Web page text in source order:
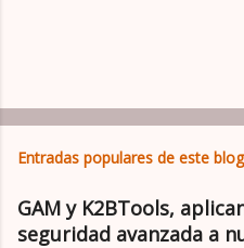
Entradas populares de este blog
GAM y K2BTools,
seguridad avanzada a